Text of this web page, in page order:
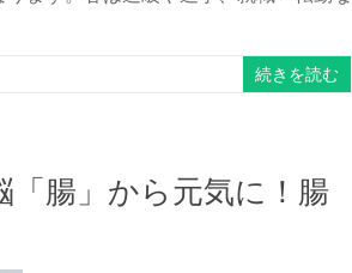
続きを読む
腸」から元気に！腸